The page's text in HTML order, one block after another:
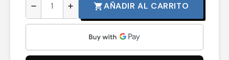
remove add shopping_cartAÑADIR AL CARRITO